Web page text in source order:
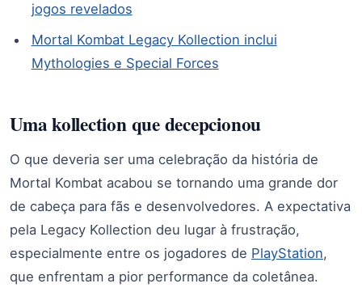
jogos revelados
Mortal Kombat Legacy Kollection inclui
Mythologies e Special Forces
Uma kollection que decepcionou
O que deveria ser uma celebração da história de
Mortal Kombat acabou se tornando uma grande dor
de cabeça para fãs e desenvolvedores. A expectativa
pela Legacy Kollection deu lugar à frustração,
especialmente entre os jogadores de PlayStation,
que enfrentam a pior performance da coletânea.